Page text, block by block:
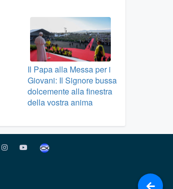
Il Papa alla Messa per i
Giovani: Il Signore bussa
dolcemente alla finestra
della vostra anima